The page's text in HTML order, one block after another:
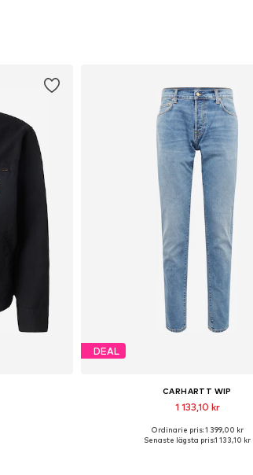
DEAL
CARHARTT WIP
1 133,10 kr
Tillgänglig i många storlekar
Ordinarie pris: 1 399,00 kr
Senaste lägsta pris:1 133,10 kr